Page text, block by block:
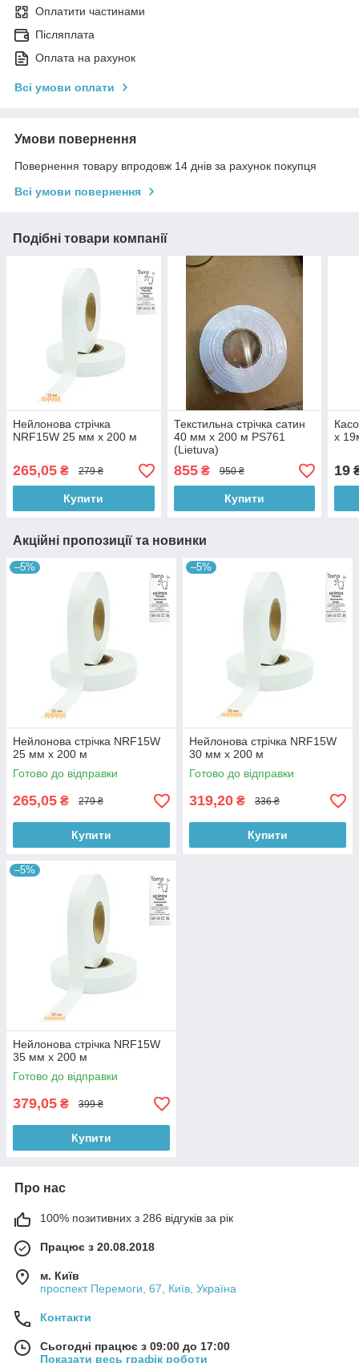
Оплатити частинами
Післяплата
Оплата на рахунок
Всі умови оплати
Умови повернення
Повернення товару впродовж 14 днів за рахунок покупця
Всі умови повернення
Подібні товари компанії
Нейлонова стрічка
NRF15W 25 мм x 200 м
265,05 ₴ 279 ₴
Купити
Текстильна стрічка сатин
40 мм x 200 м PS761
(Lietuva)
855₴ 950 ₴
Купити
x
19
Акційні пропозиції та новинки
–5%
Нейлонова стрічка NRF15W
25 мм x 200 м
Готово до відправки
265,05 ₴ 279 ₴
Купити
–5%
Нейлонова стрічка NRF15W
30 мм x 200 м
Готово до відправки
319,20 ₴ 336 ₴
Купити
–5%
Нейлонова стрічка NRF15W
35 мм x 200 м
Готово до відправки
379,05 ₴ 399 ₴
Купити
Про нас
100% позитивних з 286 відгуків за рік
Працює з 20.08.2018
м. Київ
проспект Перемоги, 67, Київ, Україна
Контакти
Сьогодні працює з 09:00 до 17:00
Показати весь графік роботи